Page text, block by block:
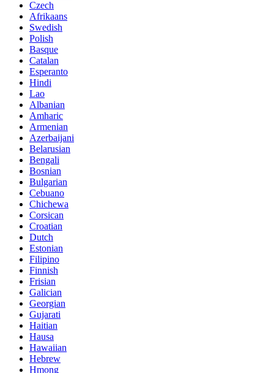
Czech
Afrikaans
Swedish
Polish
Basque
Catalan
Esperanto
Hindi
Lao
Albanian
Amharic
Armenian
Azerbaijani
Belarusian
Bengali
Bosnian
Bulgarian
Cebuano
Chichewa
Corsican
Croatian
Dutch
Estonian
Filipino
Finnish
Frisian
Galician
Georgian
Gujarati
Haitian
Hausa
Hawaiian
Hebrew
Hmong